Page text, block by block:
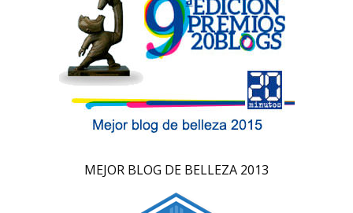
MEJOR BLOG DE BELLEZA 2013